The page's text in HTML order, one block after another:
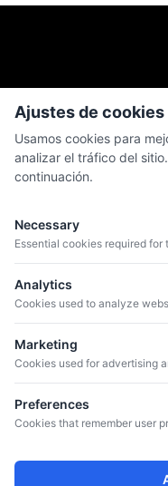
Quiénes somos
Catálogo
Bodegas
Blog
CONTACTO
info@iguazuvinos.com
DIRECCIÓN
Sant Just Desvern,
Ajustes de cookies
Usamos cookies para
analizar el tráfico del
continuación.
Necessary
Essential cookies required
Analytics
Cookies used to analyze
Marketing
Cookies used for advertising
Preferences
Cookies that remember user